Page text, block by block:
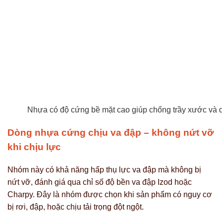
Nhựa có độ cứng bề mặt cao giúp chống trầy xước và
Dòng nhựa cứng chịu va đập – không nứt vỡ
khi chịu lực
Nhóm này có khả năng hấp thụ lực va đập mà không bị
nứt vỡ, đánh giá qua chỉ số độ bền va đập Izod hoặc
Charpy. Đây là nhóm được chọn khi sản phẩm có nguy cơ
bị rơi, đập, hoặc chịu tải trọng đột ngột.